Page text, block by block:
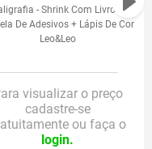
total
- Shrink Com Livro +
De Adesivos + Lápis De Cor
Leo&Leo
visualizar o preço
cadastre-se
ou faça o
login.